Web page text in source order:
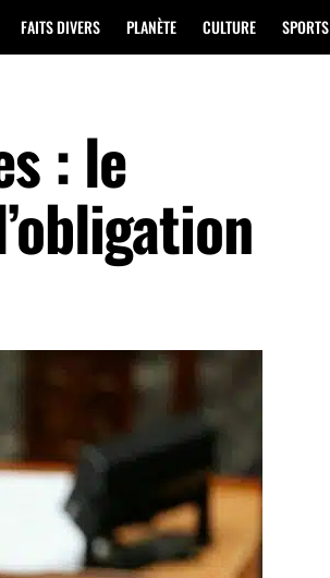
FAITS DIVERS PLANÈTE CULTURE SPORTS
: le